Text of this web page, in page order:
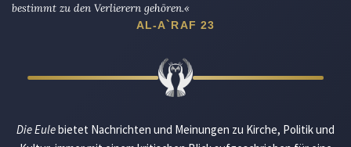
bestimmt zu den Verlierern gehören.«
AL-A`RAF 23
Die Eulebietet Nachrichten und Meinungen zu Kirche, Politik und